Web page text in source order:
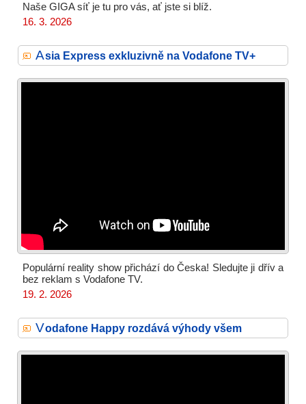
Naše GIGA síť je tu pro vás, ať jste si blíž.
16. 3. 2026
Asia Express exkluzivně na Vodafone TV+
Populární reality show přichází do Česka! Sledujte ji dřív a
bez reklam s Vodafone TV.
19. 2. 2026
Vodafone Happy rozdává výhody všem